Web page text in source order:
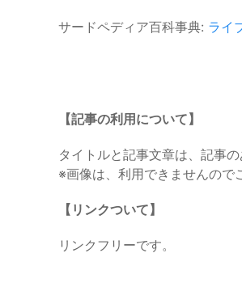
サードペディア百科事典: ライ
【記事の利用について】
タイトルと記事文章は、記事
※画像は、利用できませんので
【リンクついて】
リンクフリーです。